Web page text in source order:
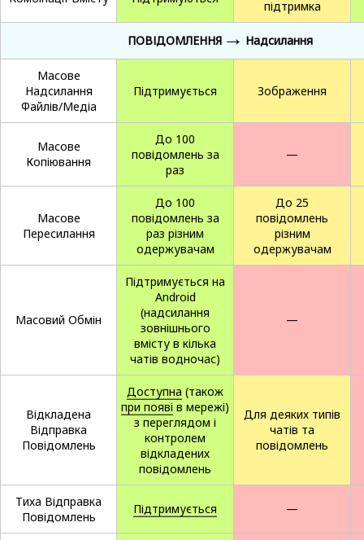
підтримка
ПОВІДОМЛЕННЯ → Надсилання
Масове
Надсилання
Файлів/Медіа
Підтримується Зображення
Масове
Копіювання
До 100
повідомлень за
раз
—
Масове
Пересилання
До 100
повідомлень за
раз різним
одержувачам
До 25
повідомлень
різним
одержувачам
Масовий Обмін
Підтримується на
Android
(надсилання
зовнішнього
вмісту в кілька
чатів водночас)
—
Відкладена
Відправка
Повідомлень
Доступна (також
при появі в мережі)
з переглядом і
контролем
відкладених
повідомлень
Для деяких типів
чатів та
повідомлень
Тиха Відправка
Повідомлень
Підтримується —